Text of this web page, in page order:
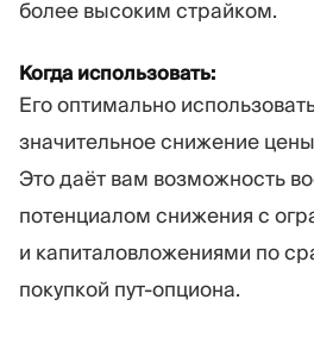
более высоким страйком.
Когда использовать:
Его оптимально
значительное снижение
Это даёт вам возможность
потенциалом снижения с
и капиталовложениями по
покупкой пут-опциона.